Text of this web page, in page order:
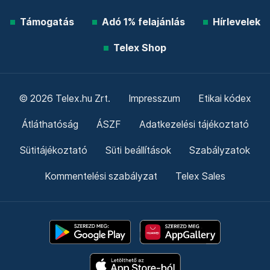
Támogatás Adó 1% felajánlás Hírlevelek
Telex Shop
© 2026 Telex.hu Zrt. Impresszum Etikai kódex
Átláthatóság ÁSZF Adatkezelési tájékoztató
Sütitájékoztató Süti beállítások Szabályzatok
Kommentelési szabályzat Telex Sales